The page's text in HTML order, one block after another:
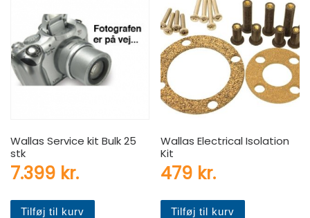
Wallas Service kit Bulk 25
stk
7.399 kr.
Tilføj til kurv
Wallas Electrical Isolation
Kit
479 kr.
Tilføj til kurv